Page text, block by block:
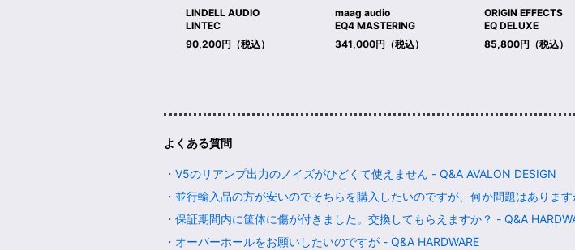
LINDELL AUDIO
LINTEC
90,200円（税込）
maag audio
EQ4 MASTERING
341,000円（税込）
ORIGIN EFFECTS
EQ DELUXE
85,800円（税込）
よくある質問
・V5のリアンプ出力のノイズがひどくて使えません - Q&A AVALON DESIGN
・並行輸入品の方が安いのでそちらを購入したいのですが、何か問題はありま
・保証期間内に筐体に傷が付きました。交換してもらえますか？ - Q&A
・オーバーホールをお願いしたいのですが - Q&A HARDWARE